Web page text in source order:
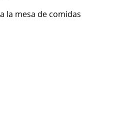
la mesa de comidas